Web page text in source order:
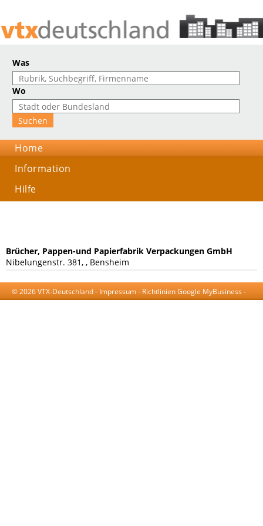
Was
Wo
Home
Information
Hilfe
Brücher, Pappen-und Papierfabrik Verpackungen GmbH
Nibelungenstr. 381, , Bensheim
© 2026 VTX-Deutschland - Impressum- Richtlinien Google MyBusiness -
AGB-Datenschutzerklärung